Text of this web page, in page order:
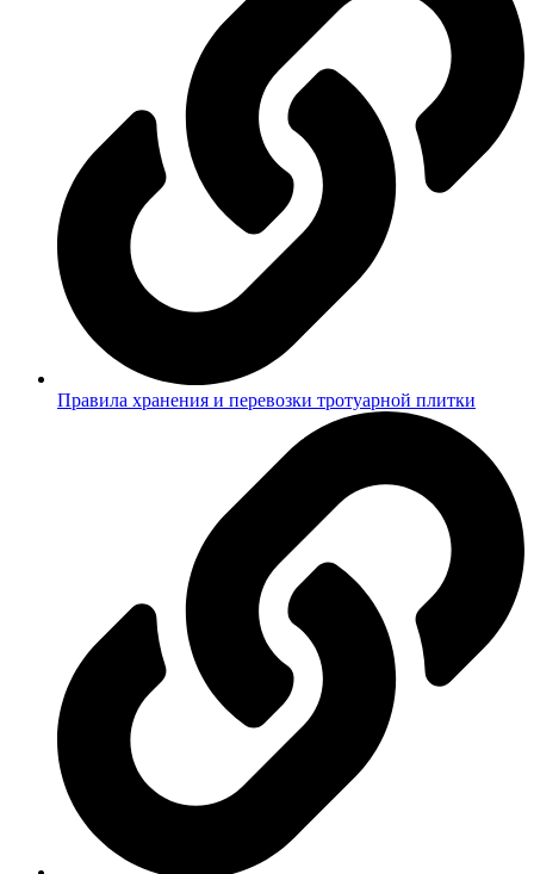
Правила хранения и перевозки тротуарной плитки